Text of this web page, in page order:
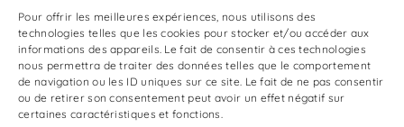
Pour offrir les meilleures expériences, nous utilisons des
technologies telles que les cookies pour stocker et/ou accéder aux
informations des appareils. Le fait de consentir à ces technologies
nous permettra de traiter des données telles que le comportement
de navigation ou les ID uniques sur ce site. Le fait de ne pas consentir
ou de retirer son consentement peut avoir un effet négatif sur
certaines caractéristiques et fonctions.
Adresse du Cabinet :
85 Boulevard Charles Arnould
51100 REIMS
Gestion du Stress et des émotions
Les Oracles de Stéphanie B